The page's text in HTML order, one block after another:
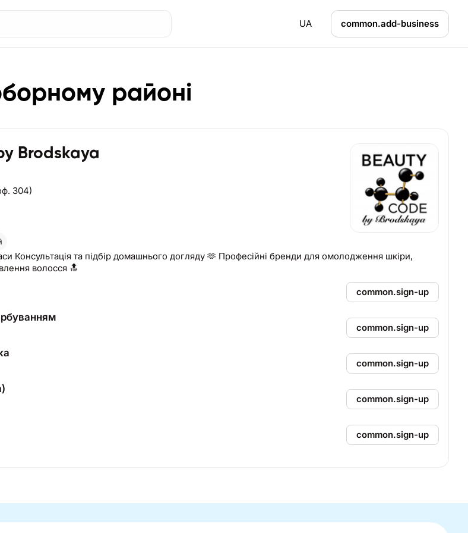
UA common.add-business
районі
Brodskaya
304)
Консультація та підбір домашнього догляду 🫶 Професійні бренди для омолодження шкіри,
волосся 🔝
common.sign-up
common.sign-up
common.sign-up
common.sign-up
common.sign-up